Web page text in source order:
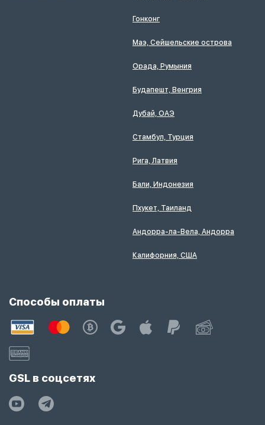
Гонконг
Маэ, Сейшельские острова
Орада, Румыния
Будапешт, Венгрия
Дубай, ОАЭ
Стамбул, Турция
Рига, Латвия
Бали, Индонезия
Пхукет, Таиланд
Андорра-ла-Вела, Андорра
Калифорния, США
Способы оплаты
GSL в соцсетях